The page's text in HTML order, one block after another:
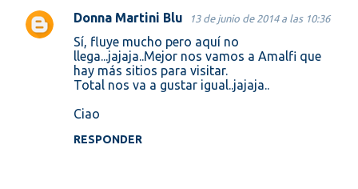
Donna Martini Blu 13 de junio de 2014 a las 10:36
Sí, fluye mucho pero aquí no
llega...jajaja..Mejor nos vamos a Amalfi que
hay más sitios para visitar.
Total nos va a gustar igual..jajaja..
Ciao
RESPONDER